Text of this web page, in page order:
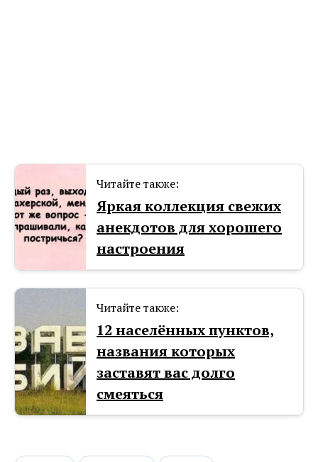
Читайте также:
Яркая коллекция свежих
анекдотов для хорошего
настроения
Читайте также:
12 населённых пунктов,
названия которых
заставят вас долго
смеяться